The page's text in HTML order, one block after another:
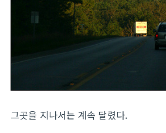
그곳을 지나서는 계속 달렸다.